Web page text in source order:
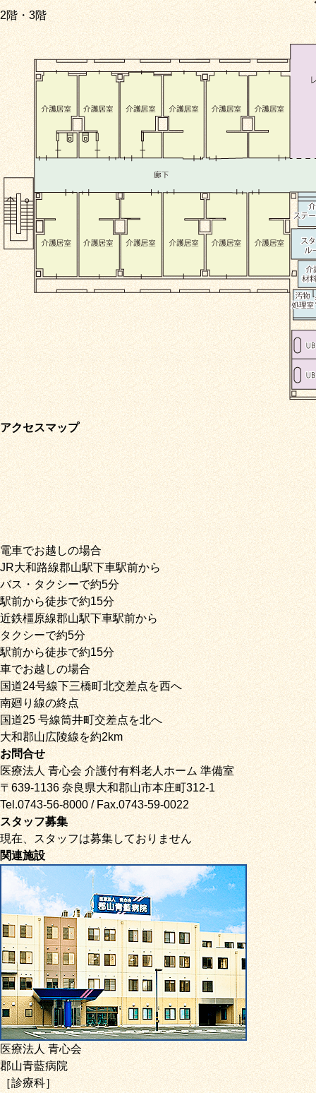
2階・3階
アクセスマップ
電車でお越しの場合
JR大和路線郡山駅下車駅前から
バス・タクシーで約5分
駅前から徒歩で約15分
近鉄橿原線郡山駅下車駅前から
タクシーで約5分
駅前から徒歩で約15分
車でお越しの場合
国道24号線下三橋町北交差点を西へ
南廻り線の終点
国道25 号線筒井町交差点を北へ
大和郡山広陵線を約2km
お問合せ
医療法人 青心会 介護付有料老人ホーム 準備室
〒639-1136 奈良県大和郡山市本庄町312-1
Tel.0743-56-8000 / Fax.0743-59-0022
スタッフ募集
現在、スタッフは募集しておりません
関連施設
医療法人 青心会
郡山青藍病院
［診療科］